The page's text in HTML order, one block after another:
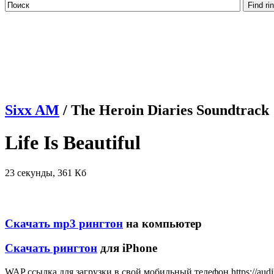
Sixx AM / The Heroin Diaries Soundtrack
Life Is Beautiful
23 секунды, 361 Кб
Скачать mp3 рингтон на компьютер
Скачать рингтон для iPhone
WAP ссылка для загрузки в свой мобильный телефон https://